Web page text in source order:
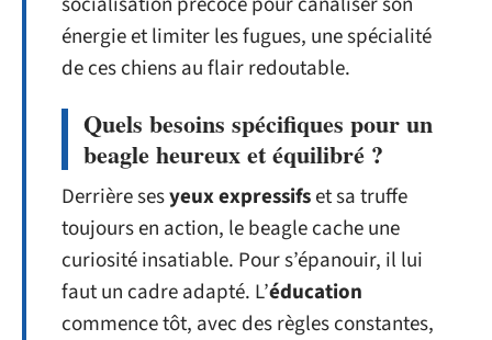
énergie et limiter les fugues, une spécialité
de ces chiens au flair redoutable.
Quels besoins spécifiques pour un
beagle heureux et équilibré ?
Derrière sesyeux expressifset sa truffe
toujours en action, le beagle cache une
curiosité insatiable. Pour s’épanouir, il lui
faut un cadre adapté. L’éducation
commence tôt, avec des règles constantes,